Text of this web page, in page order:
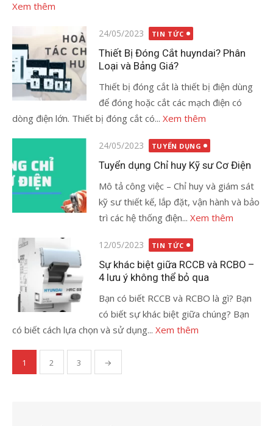
Xem thêm
Đăng
vào
24/05/2023 TIN TỨC
Thiết Bị Đóng Cắt huyndai? Phân
Loại và Bảng Giá?
Thiết bị đóng cắt là thiết bị điện dùng
để đóng hoặc cắt các mạch điện có
dòng điện lớn. Thiết bị đóng cắt có... Xem thêm
Đăng
vào
24/05/2023 TUYỂN DỤNG
Tuyển dụng Chỉ huy Kỹ sư Cơ Điện
Mô tả công việc – Chỉ huy và giám sát
kỹ sư thiết kế, lắp đặt, vận hành và bảo
trì các hệ thống điện...Xem thêm
Đăng
vào
12/05/2023 TIN TỨC
Sự khác biệt giữa RCCB và RCBO –
4 lưu ý không thể bỏ qua
Bạn có biết RCCB và RCBO là gì? Bạn
có biết sự khác biệt giữa chúng? Bạn
có biết cách lựa chọn và sử dụng... Xem thêm
Phân
trang
1 2 3 →